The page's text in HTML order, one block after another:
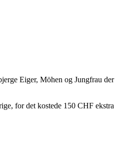
Eiger, Möhen og Jungfrau
for det kostede 150 CHF